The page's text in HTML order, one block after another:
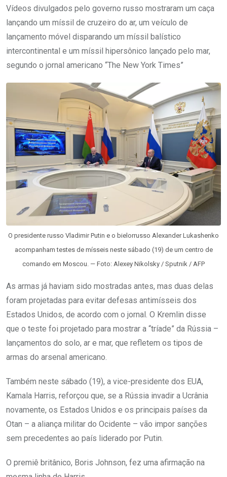
Vídeos divulgados pelo governo russo mostraram um caça
lançando um míssil de cruzeiro do ar, um veículo de
lançamento móvel disparando um míssil balístico
intercontinental e um míssil hipersônico lançado pelo mar,
segundo o jornal americano “The New York Times”
O presidente russo Vladimir Putin e o bielorrusso Alexander Lukashenko
acompanham testes de mísseis neste sábado (19) de um centro de
comando em Moscou. — Foto: Alexey Nikolsky / Sputnik / AFP
As armas já haviam sido mostradas antes, mas duas delas
foram projetadas para evitar defesas antimísseis dos
Estados Unidos, de acordo com o jornal. O Kremlin disse
que o teste foi projetado para mostrar a “tríade” da Rússia –
lançamentos do solo, ar e mar, que refletem os tipos de
armas do arsenal americano.
Também neste sábado (19), a vice-presidente dos EUA,
Kamala Harris, reforçou que, se a Rússia invadir a Ucrânia
novamente, os Estados Unidos e os principais países da
Otan – a aliança militar do Ocidente – vão impor sanções
sem precedentes ao país liderado por Putin.
O premiê britânico, Boris Johnson, fez uma afirmação na